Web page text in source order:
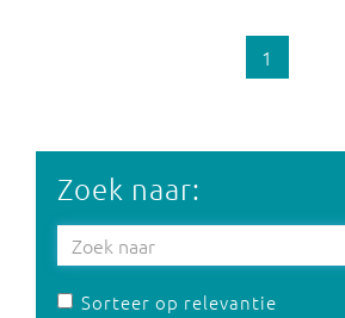
1
Zoek naar:
Sorteer op relevantie